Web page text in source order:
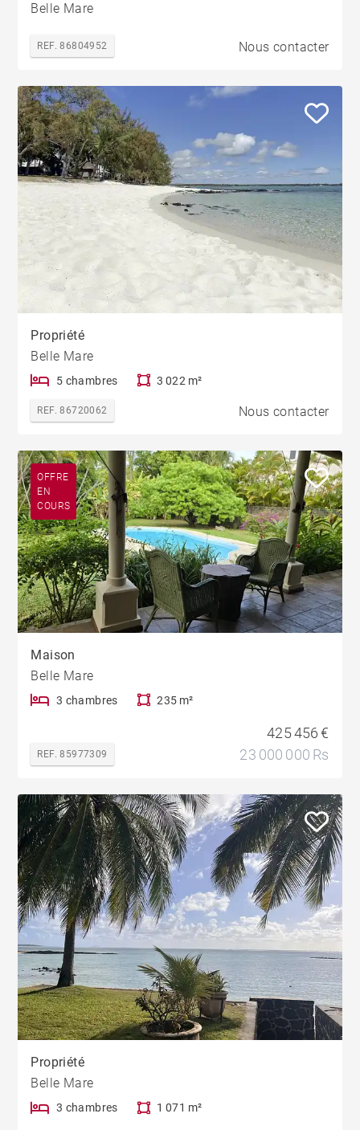
Belle Mare
REF. 86804952 Nous contacter
Propriété
Belle Mare
5 chambres 3 022 m²
REF. 86720062 Nous contacter
OFFRE
EN
COURS
Maison
Belle Mare
3 chambres 235 m²
REF. 85977309
425 456 €
23 000 000 Rs
Propriété
Belle Mare
3 chambres 1 071 m²